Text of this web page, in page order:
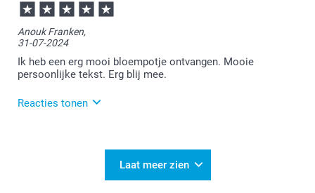
10:25
Bedankt voor je bericht.
Veel plezier van de bloempot!
Anouk Franken,
31-07-2024
Ik heb een erg mooi bloempotje ontvangen. Mooie
persoonlijke tekst. Erg blij mee.
Reacties tonen
Wat leuk om te horen dat je blij bent met je
Laat meer zien